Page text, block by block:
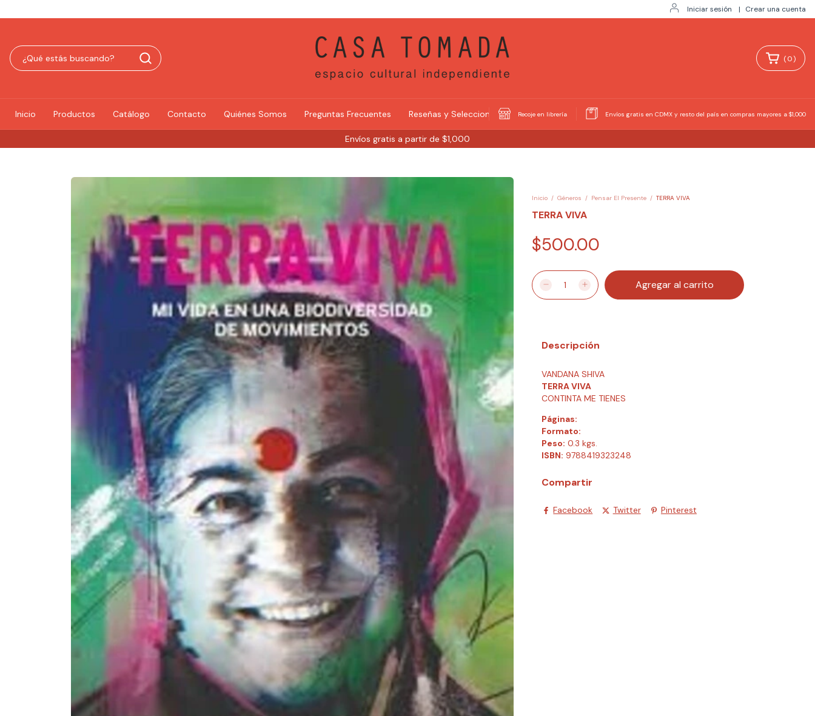
Iniciar sesión | Crear una cuenta
Envíos gratis a partir de $1,000
(0)
Inicio Productos Catálogo Contacto Quiénes Somos Preguntas Frecuentes Reseñas y Selecciones Recoje en librería Envíos gratis en CDMX y resto del país en compras mayores a $1,000
Inicio / Géneros / Pensar El Presente / TERRA VIVA
TERRA VIVA
$500.00
Descripción
VANDANA SHIVA
TERRA VIVA
CONTINTA ME TIENES
Páginas:
Formato:
Peso: 0.3 kgs.
ISBN: 9788419323248
Compartir
Facebook Twitter Pinterest